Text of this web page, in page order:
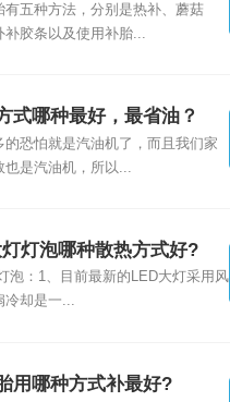
有五种方法，分别是热补、蘑菇
胶条以及使用补胎...
式哪种最好，最省油？
的恐怕就是汽油机了，而且我们家
是汽油机，所以...
灯泡哪种散热方式好?
泡：1、目前最新的LED大灯采用风
冷却是一...
用哪种方式补最好?